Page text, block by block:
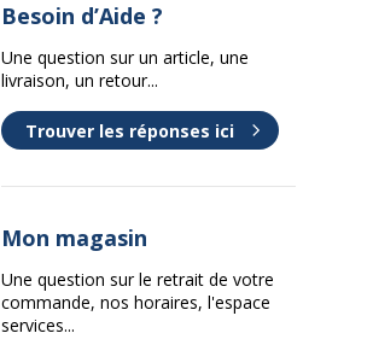
Besoin d’Aide ?
Une question sur un article, une
livraison, un retour...
Trouver les réponses ici
Mon magasin
Une question sur le retrait de votre
commande, nos horaires, l'espace
services...